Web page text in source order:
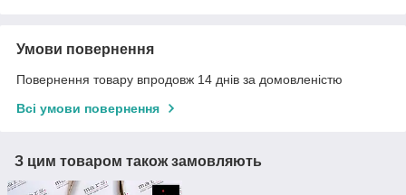
Умови повернення
Повернення товару впродовж 14 днів за домовленістю
Всі умови повернення
З цим товаром також замовляють